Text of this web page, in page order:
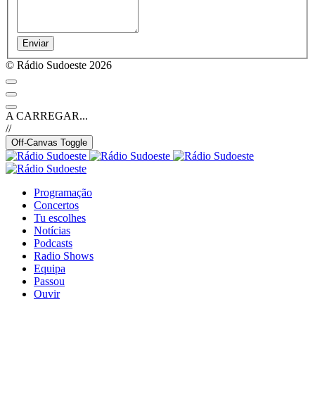
Enviar
© Rádio Sudoeste 2026
A CARREGAR...
//
Off-Canvas Toggle
Programação
Concertos
Tu escolhes
Notícias
Podcasts
Radio Shows
Equipa
Passou
Ouvir